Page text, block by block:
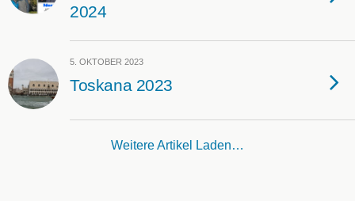
2024
5. OKTOBER 2023
Toskana 2023
Weitere Artikel Laden…